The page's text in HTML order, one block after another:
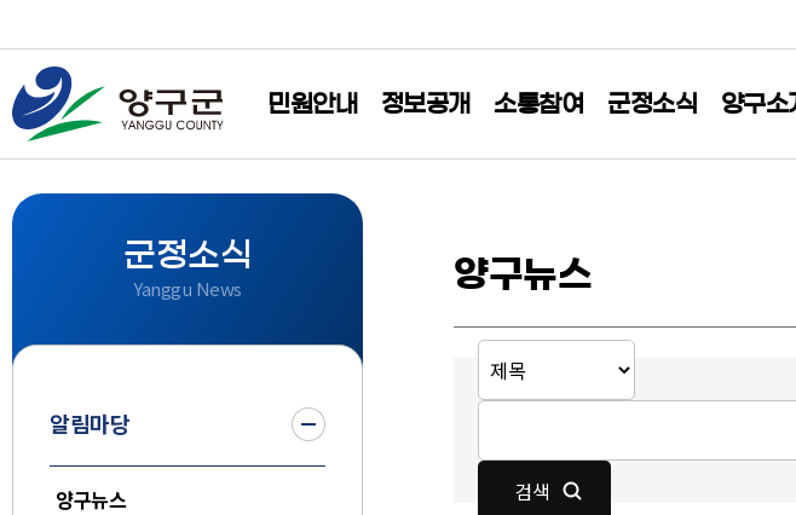
민원안내 정보공개 소통참여 군정소식 양구소
군정소식
Yanggu News
알림마당
양구뉴스
양구뉴스